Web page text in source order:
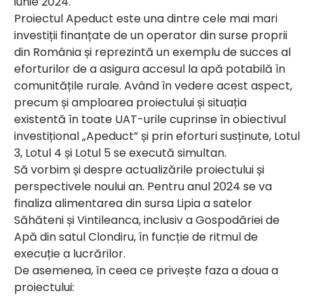
Proiectul Apeduct este una dintre cele mai mari
investiții finanțate de un operator din surse proprii
din România și reprezintă un exemplu de succes al
eforturilor de a asigura accesul la apă potabilă în
comunitățile rurale. Având în vedere acest aspect,
precum și amploarea proiectului și situația
existentă în toate UAT-urile cuprinse în obiectivul
investițional „Apeduct” și prin eforturi susținute, Lotul
3, Lotul 4 și Lotul 5 se execută simultan.
Să vorbim și despre actualizările proiectului și
perspectivele noului an. Pentru anul 2024 se va
finaliza alimentarea din sursa Lipia a satelor
Săhăteni și Vintileanca, inclusiv a Gospodăriei de
Apă din satul Clondiru, în funcție de ritmul de
execuție a lucrărilor.
De asemenea, în ceea ce privește faza a doua a
proiectului: